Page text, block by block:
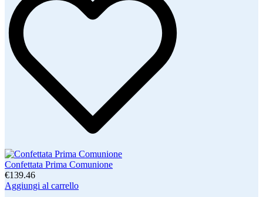
Confettata Prima Comunione
€139.46
Aggiungi al carrello